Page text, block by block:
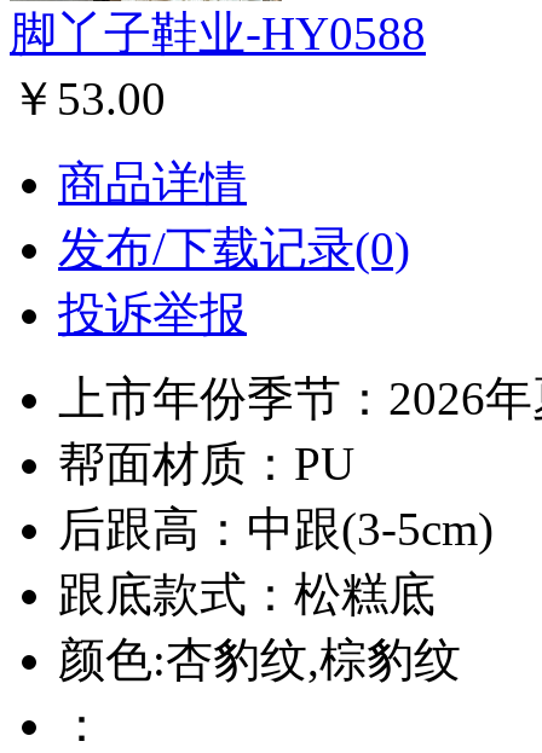
脚丫子鞋业-HY0588
￥53.00
商品详情
发布/下载记录(0)
投诉举报
上市年份季节：2026
帮面材质：PU
后跟高：中跟(3-5cm)
跟底款式：松糕底
颜色:杏豹纹,棕豹纹
：